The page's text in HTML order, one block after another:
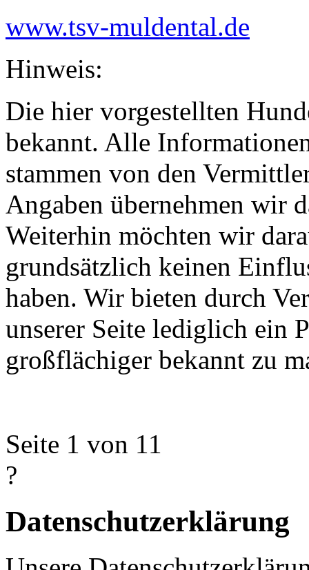
www.tsv-muldental.de
Hinweis:
Die hier vorgestellten
bekannt. Alle
stammen von den
Angaben übernehmen wir
Weiterhin möchten wir
grundsätzlich keinen
haben. Wir bieten durch
unserer Seite lediglich ein
großflächiger bekannt zu
Seite 1 von 11
?
Datenschutzerklärung